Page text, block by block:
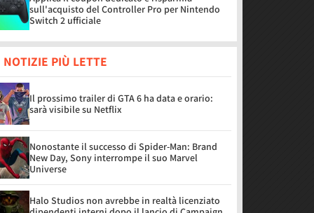
sull'acquisto del Controller Pro per Nintendo
Switch 2 ufficiale
NOTIZIE PIÙ LETTE
Il prossimo trailer di GTA 6 ha data e orario:
sarà visibile su Netflix
Nonostante il successo di Spider-Man: Brand
New Day, Sony interrompe il suo Marvel
Universe
Halo Studios non avrebbe in realtà licenziato